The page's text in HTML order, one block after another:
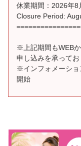
休業期間：2026年
Closure Period:
※上記期間もWEB
申し込みを承ってお
※インフォメーシ
開始